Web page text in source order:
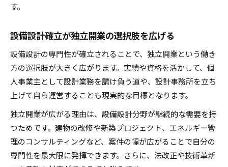
す。
設備設計確立が独立開業の選択肢を広げる
設備設計の専門性が確立されることで、独立開業という働き
方の選択肢が大きく広がります。実績や資格を活かして、個
人事業主として設計業務を請け負う道や、設計事務所を立ち
上げて自ら運営することも現実的な目標となります。
独立開業が広がる理由は、設備設計分野が継続的な需要を持
つためです。建物の改修や新築プロジェクト、エネルギー管
理のコンサルティングなど、案件の幅が広がることで自分の
専門性を最大限に発揮できます。さらに、法改正や技術革新